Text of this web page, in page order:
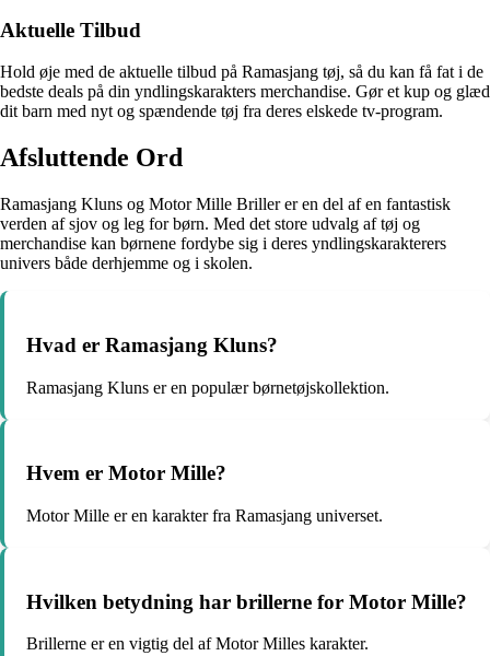
Aktuelle Tilbud
Hold øje med de aktuelle tilbud på Ramasjang tøj, så du kan få fat i de
bedste deals på din yndlingskarakters merchandise. Gør et kup og glæd
dit barn med nyt og spændende tøj fra deres elskede tv-program.
Afsluttende Ord
Ramasjang Kluns og Motor Mille Briller er en del af en fantastisk
verden af sjov og leg for børn. Med det store udvalg af tøj og
merchandise kan børnene fordybe sig i deres yndlingskarakterers
univers både derhjemme og i skolen.
Hvad er Ramasjang Kluns?
Ramasjang Kluns er en populær børnetøjskollektion.
Hvem er Motor Mille?
Motor Mille er en karakter fra Ramasjang universet.
Hvilken betydning har brillerne for Motor Mille?
Brillerne er en vigtig del af Motor Milles karakter.